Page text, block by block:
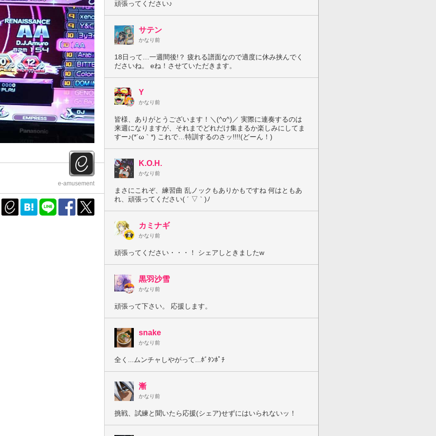
e-amusement
頑張ってください♪
サテン
かなり前
18日って…一週間後!？ 疲れる譜面なので適度に休み挟んでく
ださいね。 eね！させていただきます。
Y
かなり前
皆様、ありがとうございます！＼(^o^)／ 実際に連奏するのは
来週になりますが、それまでどれだけ集まるか楽しみにしてま
すー♪(*´ω｀*) これで…特訓するのさッ!!!!(どーん！)
K.O.H.
かなり前
まさにこれぞ、練習曲 乱ノックもありかもですね 何はともあ
れ、頑張ってください( ´ ▽ ` )ﾉ
カミナギ
かなり前
頑張ってください・・・！ シェアしときましたw
黒羽沙雪
かなり前
頑張って下さい。 応援します。
snake
かなり前
全く...ムンチャしやがって...ﾎﾞﾀﾝﾎﾟﾁ
漸
かなり前
挑戦、試練と聞いたら応援(シェア)せずにはいられないッ！